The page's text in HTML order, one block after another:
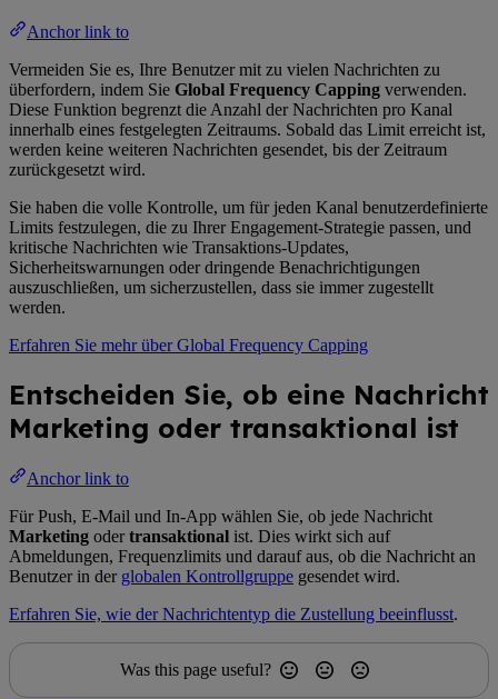
Anchor link to
Vermeiden Sie es, Ihre Benutzer mit zu vielen Nachrichten zu
überfordern, indem Sie Global Frequency Capping verwenden.
Diese Funktion begrenzt die Anzahl der Nachrichten pro Kanal
innerhalb eines festgelegten Zeitraums. Sobald das Limit erreicht ist,
werden keine weiteren Nachrichten gesendet, bis der Zeitraum
zurückgesetzt wird.
Sie haben die volle Kontrolle, um für jeden Kanal benutzerdefinierte
Limits festzulegen, die zu Ihrer Engagement-Strategie passen, und
kritische Nachrichten wie Transaktions-Updates,
Sicherheitswarnungen oder dringende Benachrichtigungen
auszuschließen, um sicherzustellen, dass sie immer zugestellt
werden.
Erfahren Sie mehr über Global Frequency Capping
Entscheiden Sie, ob eine Nachricht
Marketing oder transaktional ist
Anchor link to
Für Push, E-Mail und In-App wählen Sie, ob jede Nachricht
Marketing odertransaktional ist. Dies wirkt sich auf
Abmeldungen, Frequenzlimits und darauf aus, ob die Nachricht an
Benutzer in der globalen Kontrollgruppe gesendet wird.
Erfahren Sie, wie der Nachrichtentyp die Zustellung beeinflusst.
Was this page useful?